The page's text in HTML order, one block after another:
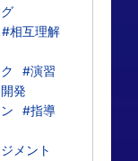
#相互理解
#演習
発
#指導
メント